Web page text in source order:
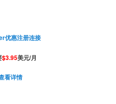
优惠注册连接
$3.95美元/月
看详情